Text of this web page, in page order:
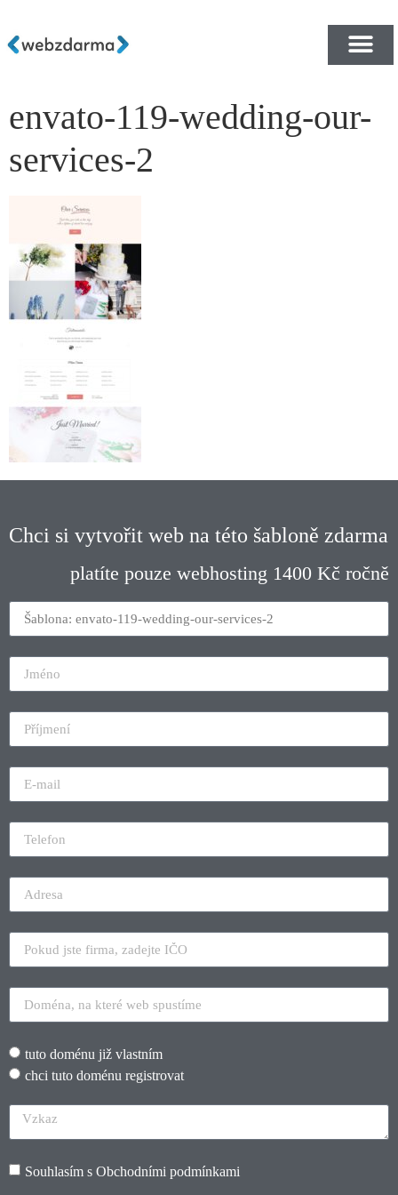
envato-119-wedding-our-
services-2
Chci si vytvořit web na této šabloně zdarma
platíte pouze webhosting 1400 Kč ročně
tuto doménu již vlastním
chci tuto doménu registrovat
Souhlasím s Obchodními podmínkami